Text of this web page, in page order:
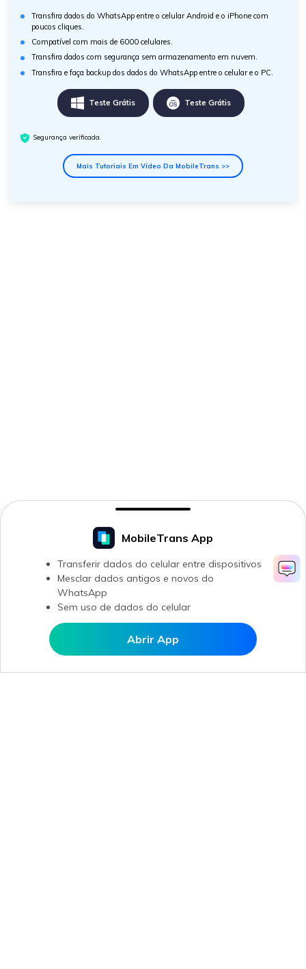
Abrir MobileTrans APP
MobileTrans App
Transferir dados do celular entre dispositivos
Mesclar dados antigos e novos do
WhatsApp
Sem uso de dados do celular
Abrir App
Transfira dados do WhatsApp entre o celular Android e o iPhone com
poucos cliques.
Compatível com mais de 6000 celulares.
Transfira dados com segurança sem armazenamento em nuvem.
Transfira e faça backup dos dados do WhatsApp entre o celular e o PC.
Teste Grátis Teste Grátis
Segurança verificada.
Mais Tutoriais Em Vídeo Da MobileTrans >>